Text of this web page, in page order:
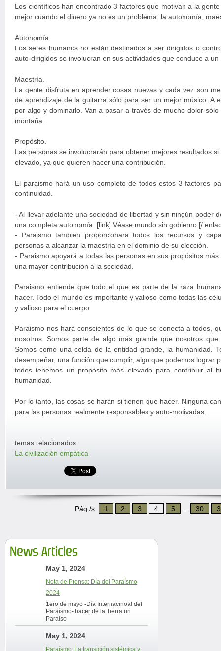
Los científicos han encontrado 3 factores que motivan a la
mejor cuando el dinero ya no es un problema: la autonomía,
Autonomía.
Los seres humanos no están destinados a ser dirigidos o
auto-dirigidos se involucran en sus actividades que conduce a
Maestría.
La gente disfruta en aprender cosas nuevas y cada vez son
de aprendizaje de la guitarra sólo para ser un mejor músico. A
por algo y dominarlo. Van a pasar a través de mucho dolor
montaña.
Propósito.
Las personas se involucrarán para obtener mejores resultados
elevado, ya que quieren hacer una contribución.
El paraismo hará un uso completo de todos estos 3 factores
continuidad.
- Al llevar adelante una sociedad de libertad y sin ningún poder
una completa autonomía. [link] Véase mundo sin gobierno [/
- Paraismo también proporcionará todos los recursos y
personas a alcanzar la maestría en el dominio de su elección.
- Paraismo apoyará a todas las personas en sus propósitos
una mayor contribución a la sociedad.
Paraismo entiende que todo el que es parte de la raza
hacer. Todo el mundo es importante y valioso como todas las
y valioso para el cuerpo.
Paraismo nos hará conscientes de lo que se conecta a todos,
nosotros. Somos parte de algo más grande que nosotros que
Somos como una celda de la entidad grande, la humanidad.
desempeñar, una función que cumplir, algo que podemos lograr
todos tenemos un propósito más elevado para contribuir al
humanidad.
Por lo tanto, las cosas se harán si tienen que hacer. Ninguna
para las personas realmente responsables y auto-motivadas.
temas relacionados
La civilización empática
Pág./s 1 2 3 4 5 30
News Articles
May 1, 2024
Nota de Prensa: Día del Paraísmo
2024
1ero de mayo -Día Internacinoal del
Paraísmo- hacer de la Tierra un
Paraíso
May 1, 2024
Paraísmo: La transición sistémica y